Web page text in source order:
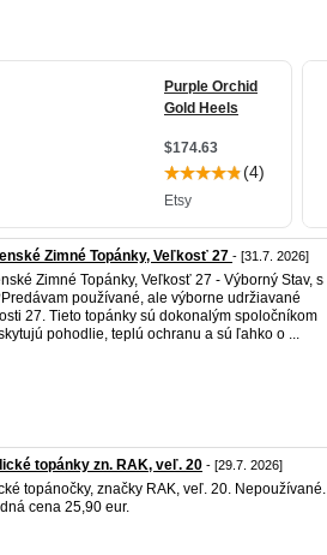
Zimné Topánky, Veľkosť 27 - [31.7. 2026]
Zimné Topánky, Veľkosť 27 - Výborný Stav, s
používané, ale výborne udržiavané
27. Tieto topánky sú dokonalým spoločníkom
pohodlie, teplú ochranu a sú ľahko o ...
topánky zn. RAK, veľ. 20 - [29.7. 2026]
topánočky, značky RAK, veľ. 20. Nepoužívané.
cena 25,90 eur.